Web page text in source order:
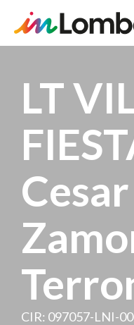
contenuto
principale
LT
CIR: 097057-LNI-